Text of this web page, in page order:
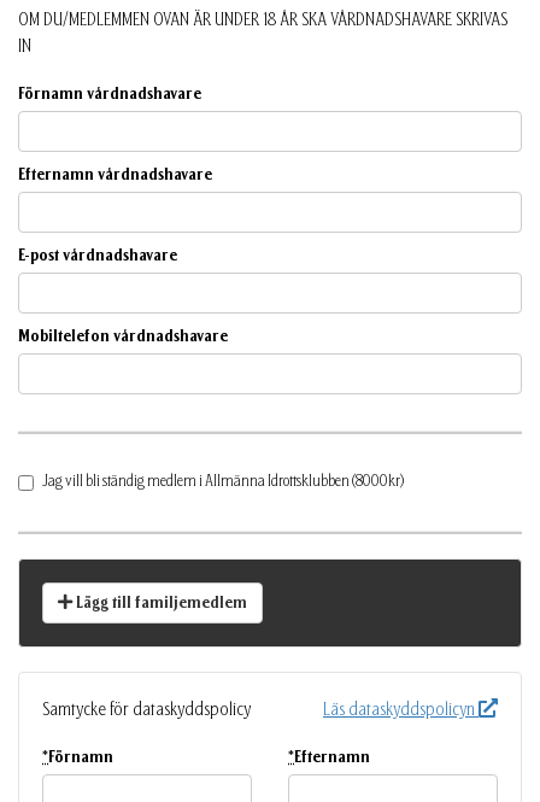
OM DU/MEDLEMMEN OVAN ÄR UNDER 18 ÅR SKA VÅRDNADSHAVARE SKRIVAS
IN
Förnamn vårdnadshavare
Efternamn vårdnadshavare
E-post vårdnadshavare
Mobiltelefon vårdnadshavare
Jag vill bli ständig medlem i Allmänna Idrottsklubben (8000kr)
Lägg till familjemedlem
Samtycke för dataskyddspolicy Läs dataskyddspolicyn
*Förnamn *Efternamn